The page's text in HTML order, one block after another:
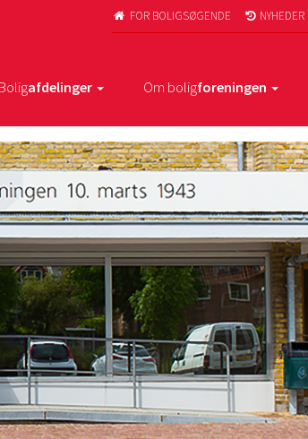
 FOR BOLIGSØGENDE  NYHEDER
Boligafdelinger Om boligforeningen